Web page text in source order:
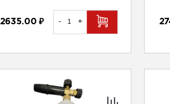
2635.00₽ - +